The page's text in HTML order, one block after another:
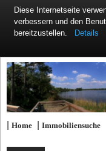
|Home |Immobiliensuche
Diese Internetseite
verbessern und den
bereitzustellen.
Details